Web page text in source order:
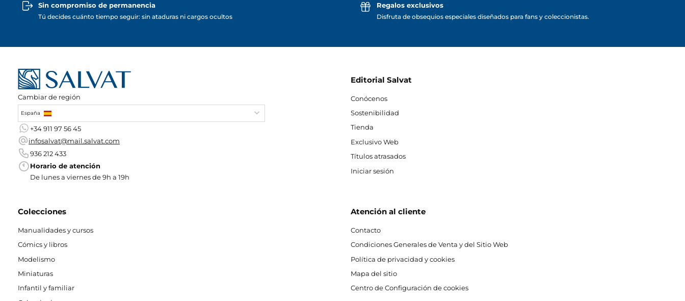
Sin compromiso de permanencia
Tú decides cuánto tiempo seguir: sin ataduras ni cargos ocultos
Regalos exclusivos
Disfruta de obsequios especiales diseñados para fans y coleccionistas.
Cambiar de región
España
+34 911 97 56 45
infosalvat@mail.salvat.com
936 212 433
Horario de atención
De lunes a viernes de 9h a 19h
Editorial Salvat
Conócenos
Sostenibilidad
Tienda
Exclusivo Web
Títulos atrasados
Iniciar sesión
Colecciones
Manualidades y cursos
Cómics y libros
Modelismo
Miniaturas
Infantil y familiar
Atención al cliente
Contacto
Condiciones Generales de Venta y del Sitio Web
Política de privacidad y cookies
Mapa del sitio
Centro de Configuración de cookies